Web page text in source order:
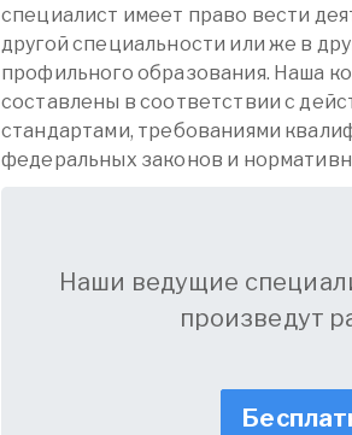
специалист имеет право вести
другой специальности или же в
профильного образования. Наша
составлены в соответствии с
стандартами, требованиями
федеральных законов и
Наши ведущие
произведут